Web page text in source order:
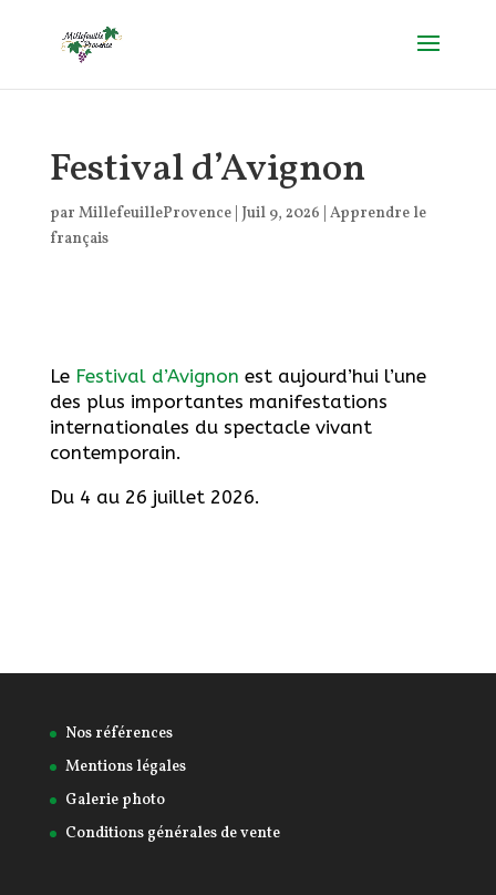
Festival d’Avignon
par MillefeuilleProvence| Juil 9, 2026 Apprendre le
français
Le Festival d’Avignon est aujourd’hui l’une
des plus importantes manifestations
internationales du spectacle vivant
contemporain.
Du 4 au 26 juillet 2026.
Nos références
Mentions légales
Galerie photo
Conditions générales de vente